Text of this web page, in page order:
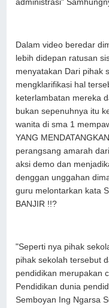
administrasi"
Dalam video beredar
lebih didepan ratusan
menyatakan Dari pihak
mengklarifikasi hal
keterlambatan mereka
bukan sepenuhnya itu
wanita di sma 1
YANG
perangsang amarah
aksi demo dan
denggan unggahan
guru melontarkan kata
BANJIR !!?
"Seperti nya pihak
pihak sekolah tersebut
pendidikan merupakan
Pendidikan dunia
Semboyan Ing Ngarsa